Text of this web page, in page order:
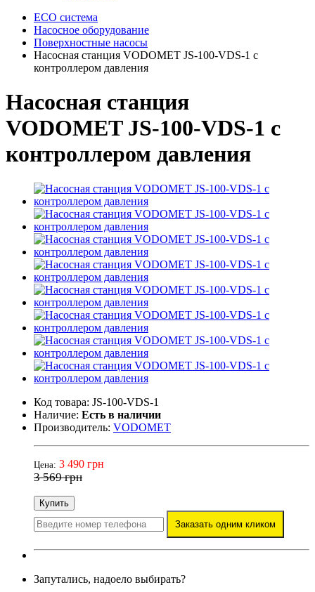
ECO система
Насосное оборудование
Поверхностные насосы
Насосная станция VODOMET JS-100-VDS-1 с
контроллером давления
Насосная станция
VODOMET JS-100-VDS-1 с
контроллером давления
Код товара: JS-100-VDS-1
Наличие: Есть в наличии
Производитель: VODOMET
Цена: 3 490 грн
3 569 грн
Купить
Заказать одним кликом
Запутались, надоело выбирать?